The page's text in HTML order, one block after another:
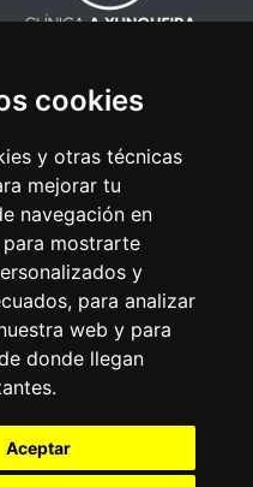
cookies
y otras técnicas
mejorar tu
navegación en
mostrarte
y
para analizar
web y para
donde llegan
Aceptar